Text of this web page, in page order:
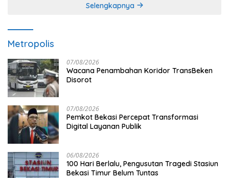
Selengkapnya
Metropolis
07/08/2026
Wacana Penambahan Koridor TransBeken
Disorot
07/08/2026
Pemkot Bekasi Percepat Transformasi
Digital Layanan Publik
06/08/2026
100 Hari Berlalu, Pengusutan Tragedi Stasiun
Bekasi Timur Belum Tuntas